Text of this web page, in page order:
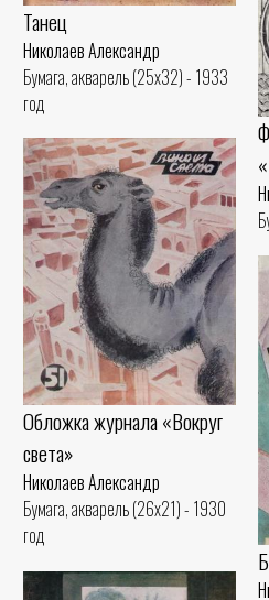
Танец
Николаев Александр
Бумага, акварель (25x32) - 1933
год
Обложка журнала «Вокруг
света»
Николаев Александр
Бумага, акварель (26x21) - 1930
год